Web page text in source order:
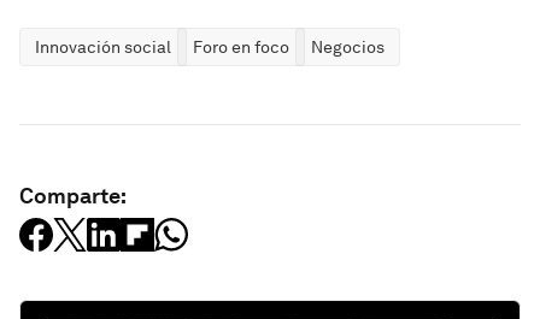
Innovación social Foro en foco Negocios
Comparte: